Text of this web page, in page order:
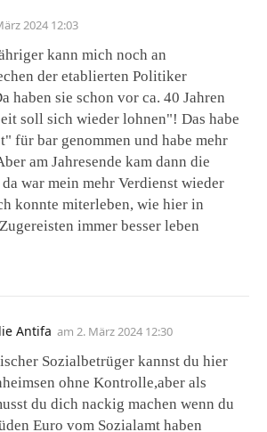
2024 12:03
kann mich noch an
der etablierten Politiker
haben sie schon vor ca. 40 Jahren
soll sich wieder lohnen"! Das habe
für bar genommen und habe mehr
am Jahresende kam dann die
war mein mehr Verdienst wieder
konnte miterleben, wie hier in
immer besser leben
Antifa am 2. März 2024 12:30
Sozialbetrüger kannst du hier
ohne Kontrolle,aber als
du dich nackig machen wenn du
Euro vom Sozialamt haben